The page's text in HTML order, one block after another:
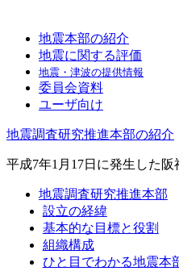
地震本部の紹介
地震に関する評価
地震・津波の提供情報
委員会資料
ユーザ向け
地震調査研究推進本部の紹介
平成7年1月17日に発生した
地震調査研究推進本部
設立の経緯
基本的な目標と役割
組織構成
ひと目でわかる地震本